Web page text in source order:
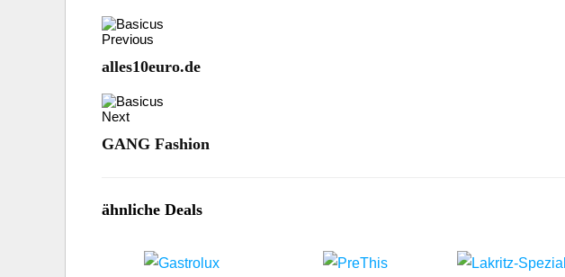
Previous
alles10euro.de
Next
GANG Fashion
ähnliche Deals